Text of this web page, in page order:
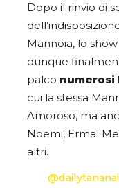
Dopo il rinvio di
Mannoia, lo show
dunque
palco numerosi
cui la stessa
Amoroso, ma
Noemi, Ermal
altri.
@dailytananai